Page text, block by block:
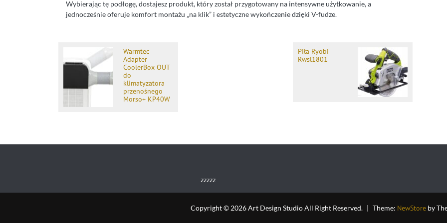
Wybierając tę podłogę, dostajesz produkt, który został przygotowany na intensywne użytkowanie, a
jednocześnie oferuje komfort montażu „na klik” i estetyczne wykończenie dzięki V-fudze.
Warmtec
Adapter
CoolerBox OUT
do
klimatyzatora
przenośnego
Morso+ KP40W
Piła Ryobi
Rwsl1801
zzzzz
Copyright © 2026 Art Design Studio All Right Reserved. | Theme: NewStoreby